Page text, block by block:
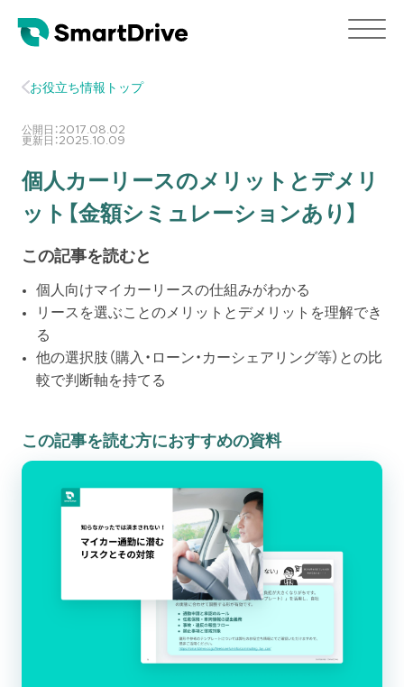
お役立ち情報トップ
公開日：2017.08.02
更新日：2025.10.09
個人カーリースのメリットとデメリ
ット【金額シミュレーションあり】
この記事を読むと
個人向けマイカーリースの仕組みがわかる
リースを選ぶことのメリットとデメリットを理解でき
る
他の選択肢（購入・ローン・カーシェアリング等）との比
較で判断軸を持てる
この記事を読む方におすすめの資料